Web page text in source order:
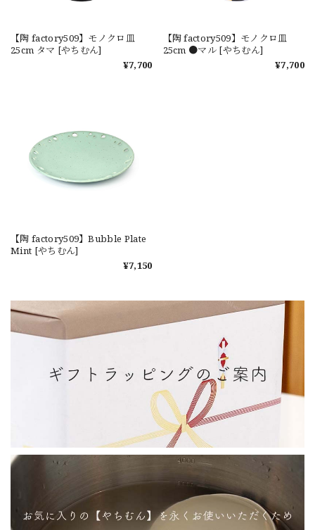
【陶 factory509】モノクロ皿
25cm タマ [やちむん]
¥7,700
【陶 factory509】モノクロ皿
25cm ●マル [やちむん]
¥7,700
【陶 factory509】Bubble Plate
Mint [やちむん]
¥7,150